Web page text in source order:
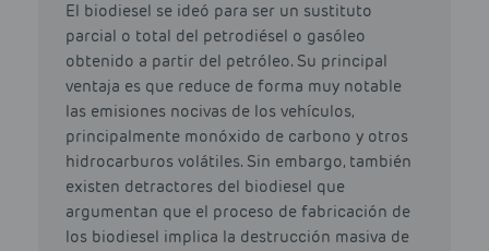
El biodiesel se ideó para ser un sustituto
parcial o total del petrodiésel o gasóleo
obtenido a partir del petróleo. Su principal
ventaja es que reduce de forma muy notable
las emisiones nocivas de los vehículos,
principalmente monóxido de carbono y otros
hidrocarburos volátiles. Sin embargo, también
existen detractores del biodiesel que
argumentan que el proceso de fabricación de
los biodiesel implica la destrucción masiva de